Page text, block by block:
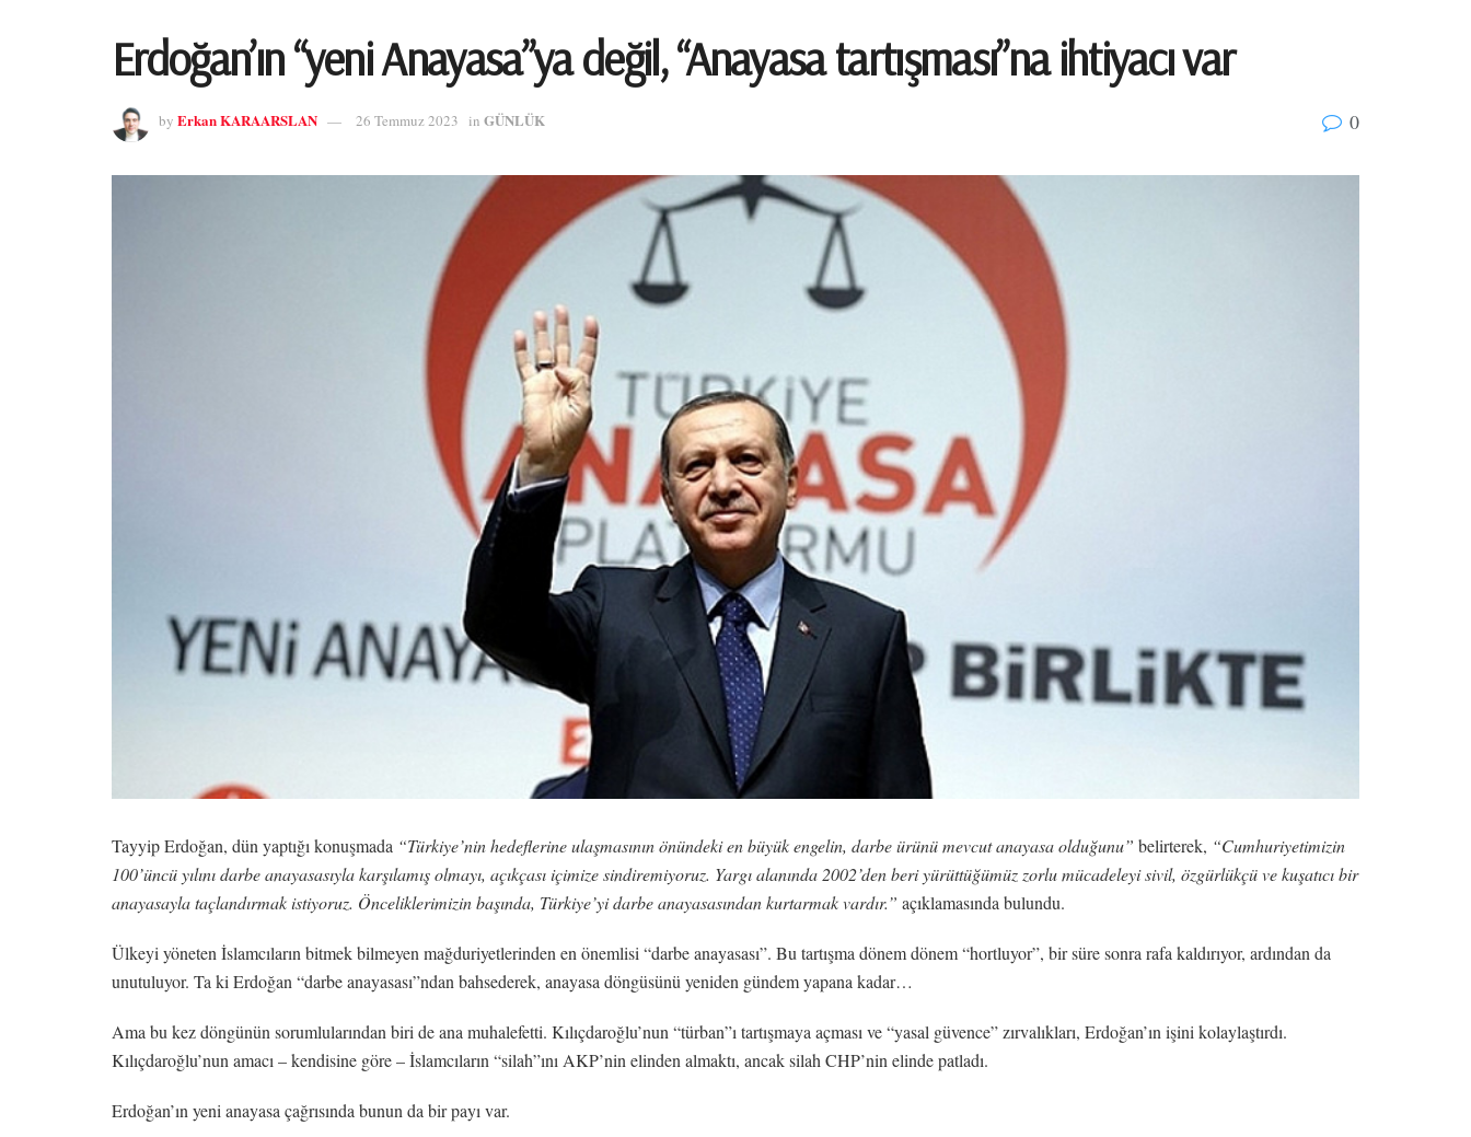
Erdoğan’ın “yeni Anayasa”ya değil, “Anayasa tartışması”na ihtiyacı var
by Erkan KARAARSLAN 26 Temmuz 2023 in GÜNLÜK 0
Tayyip Erdoğan, dün yaptığı konuşmada “Türkiye’nin hedeflerine ulaşmasının önündeki en büyük engelin, darbe ürünü mevcut anayasa olduğunu” belirterek, “Cumhuriyetimizin
100’üncü yılını darbe anayasasıyla karşılamış olmayı, açıkçası içimize sindiremiyoruz. Yargı alanında 2002’den beri yürüttüğümüz zorlu mücadeleyi sivil, özgürlükçü ve kuşatıcı bir
anayasayla taçlandırmak istiyoruz. Önceliklerimizin başında, Türkiye’yi darbe anayasasından kurtarmak vardır.” açıklamasında bulundu.
Ülkeyi yöneten İslamcıların bitmek bilmeyen mağduriyetlerinden en önemlisi “darbe anayasası”. Bu tartışma dönem dönem “hortluyor”, bir süre sonra rafa kaldırıyor, ardından da
unutuluyor. Ta ki Erdoğan “darbe anayasası”ndan bahsederek, anayasa döngüsünü yeniden gündem yapana kadar…
Ama bu kez döngünün sorumlularından biri de ana muhalefetti. Kılıçdaroğlu’nun “türban”ı tartışmaya açması ve “yasal güvence” zırvalıkları, Erdoğan’ın işini kolaylaştırdı.
Kılıçdaroğlu’nun amacı – kendisine göre – İslamcıların “silah”ını AKP’nin elinden almaktı, ancak silah CHP’nin elinde patladı.
Erdoğan’ın yeni anayasa çağrısında bunun da bir payı var.